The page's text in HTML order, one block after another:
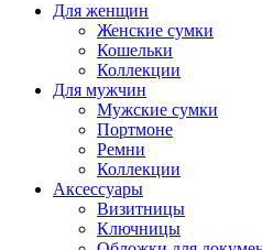
Для женщин
Женские сумки
Кошельки
Коллекции
Для мужчин
Мужские сумки
Портмоне
Ремни
Коллекции
Аксессуары
Визитницы
Ключницы